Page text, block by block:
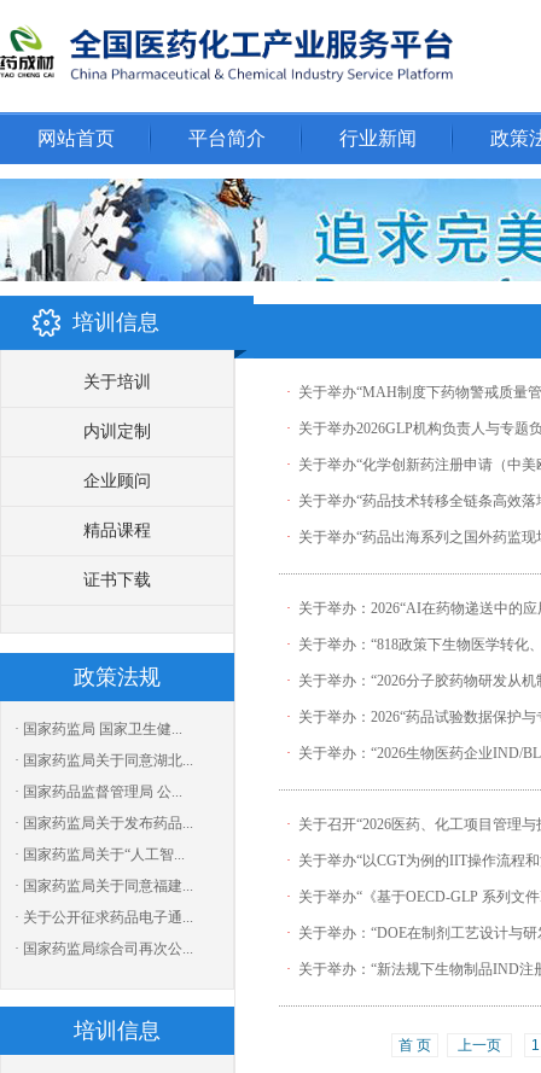
网站首页 平台简介 行业新闻 政策
培训信息
关于培训
内训定制
企业顾问
精品课程
证书下载
政策法规
· 国家药监局 国家卫生健...
· 国家药监局关于同意湖北...
· 国家药品监督管理局 公...
· 国家药监局关于发布药品...
· 国家药监局关于“人工智...
· 国家药监局关于同意福建...
· 关于公开征求药品电子通...
· 国家药监局综合司再次公...
培训信息
· 关于举办“MAH制度下药物警戒质量
· 关于举办2026GLP机构负责人与专题
· 关于举办“化学创新药注册申请（中
· 关于举办“药品技术转移全链条高效
· 关于举办“药品出海系列之国外药监
· 关于举办：2026“AI在药物递送中的
· 关于举办：“818政策下生物医学转化
· 关于举办：“2026分子胶药物研发从
· 关于举办：2026“药品试验数据保护
· 关于举办：“2026生物医药企业IND/
· 关于召开“2026医药、化工项目管理
· 关于举办“以CGT为例的IIT操作流程
· 关于举办“《基于OECD-GLP 系列文
· 关于举办：“DOE在制剂工艺设计与
· 关于举办：“新法规下生物制品IND
首 页 上一页 1